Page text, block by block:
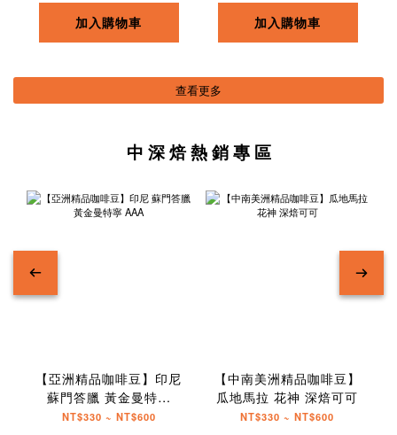
加入購物車 加入購物車
查看更多
中 深 焙 熱 銷 專 區
【亞洲精品咖啡豆】印尼
蘇門答臘 黃金曼特寧
AAA
NT$330 ~ NT$600
【中南美洲精品咖啡豆】
瓜地馬拉 花神 深焙可可
NT$330 ~ NT$600